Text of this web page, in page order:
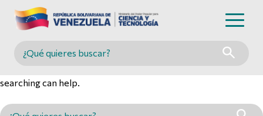
Buscar en MINCYT
searching can help.